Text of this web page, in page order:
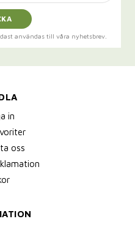
användas till våra nyhetsbrev.
in
oss